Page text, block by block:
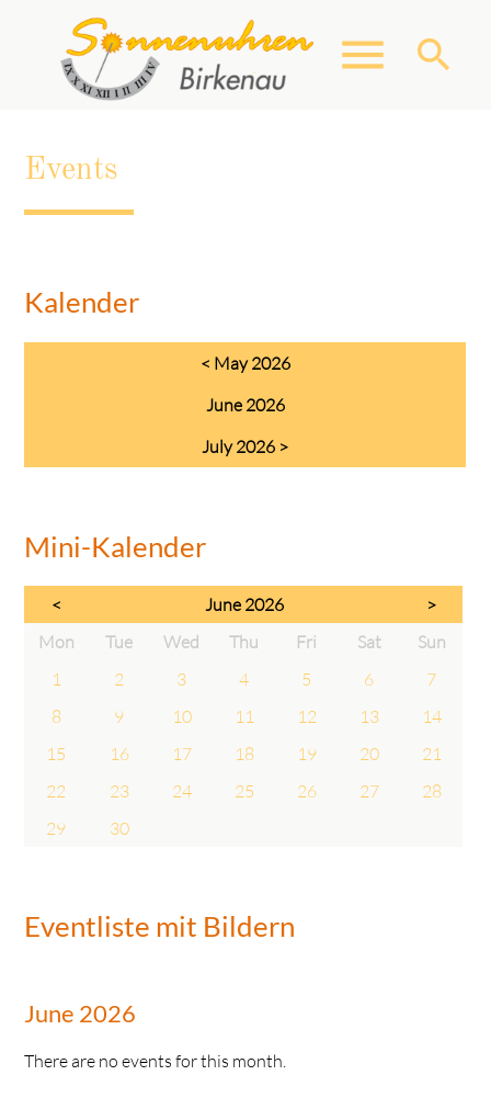
menu search
Keywords
Events
Kalender
< May 2026
June 2026
July 2026 >
Mini-Kalender
< June 2026
>
Monday TuesdayWed nesday
Thu rsdayFri SaturdaySunday
1
2 3 4 5 6
7
8
9 10 11 12 13
14
15
16 17 18 19 20
21
22
23 24 25 26 27
28
29
30
Eventliste mit Bildern
June 2026
There are no events for this month.